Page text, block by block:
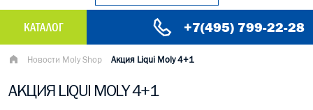
КАТАЛОГ +7(495) 799-22-28
МАСЛО МОТОРНОЕ
ГРУЗОВЫЕ МАСЛА
Новости Moly Shop Акция Liqui Moly 4+1
АКЦИЯ LIQUI MOLY 4+1